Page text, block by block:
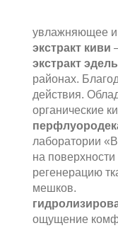
увлажняющее и
экстракт киви
экстракт
районах.
действия.
органические
лаборатории
на
регенерацию
мешков.
ощущение